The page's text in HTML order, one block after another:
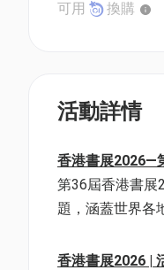
可用
換購
活動詳情
香港書展2026—
第36屆香港書展
題，涵蓋世界各
香港書展2026 |